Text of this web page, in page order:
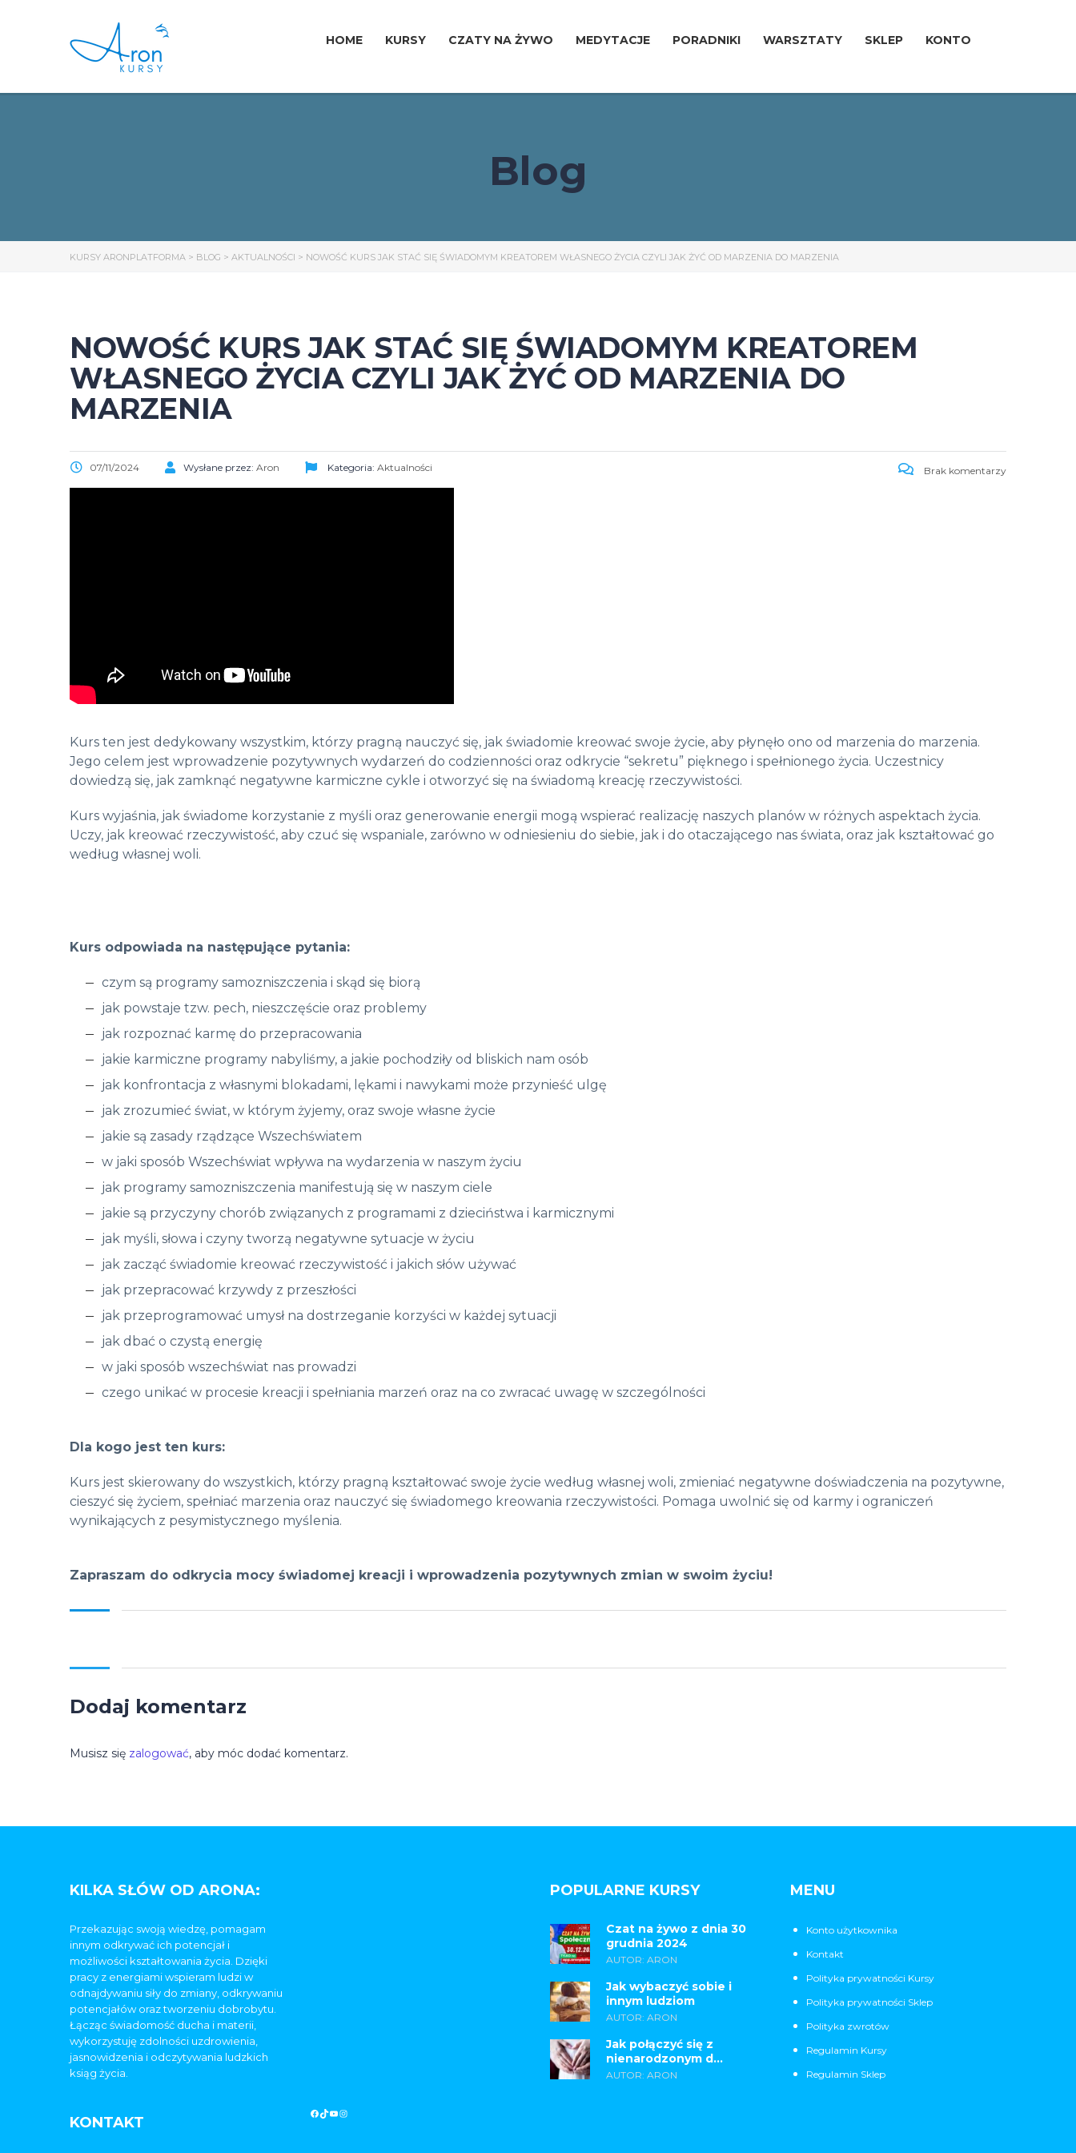
HOME KURSY CZATY NA ŻYWO MEDYTACJE PORADNIKI WARSZTATY SKLEP KONTO
Blog
KURSY ARONPLATFORMA > BLOG > AKTUALNOŚCI > NOWOŚĆ KURS JAK STAĆ SIĘ ŚWIADOMYM KREATOREM WŁASNEGO ŻYCIA CZYLI JAK ŻYĆ OD MARZENIA DO MARZENIA
NOWOŚĆ KURS JAK STAĆ SIĘ ŚWIADOMYM KREATOREM
WŁASNEGO ŻYCIA CZYLI JAK ŻYĆ OD MARZENIA DO
MARZENIA
07/11/2024 Wysłane przez: Aron Kategoria: Aktualności Brak komentarzy
Kurs ten jest dedykowany wszystkim, którzy pragną nauczyć się, jak świadomie kreować swoje życie, aby płynęło ono od marzenia do marzenia.
Jego celem jest wprowadzenie pozytywnych wydarzeń do codzienności oraz odkrycie “sekretu” pięknego i spełnionego życia. Uczestnicy
dowiedzą się, jak zamknąć negatywne karmiczne cykle i otworzyć się na świadomą kreację rzeczywistości.
Kurs wyjaśnia, jak świadome korzystanie z myśli oraz generowanie energii mogą wspierać realizację naszych planów w różnych aspektach życia.
Uczy, jak kreować rzeczywistość, aby czuć się wspaniale, zarówno w odniesieniu do siebie, jak i do otaczającego nas świata, oraz jak kształtować go
według własnej woli.
Kurs odpowiada na następujące pytania:
czym są programy samozniszczenia i skąd się biorą
jak powstaje tzw. pech, nieszczęście oraz problemy
jak rozpoznać karmę do przepracowania
jakie karmiczne programy nabyliśmy, a jakie pochodziły od bliskich nam osób
jak konfrontacja z własnymi blokadami, lękami i nawykami może przynieść ulgę
jak zrozumieć świat, w którym żyjemy, oraz swoje własne życie
jakie są zasady rządzące Wszechświatem
w jaki sposób Wszechświat wpływa na wydarzenia w naszym życiu
jak programy samozniszczenia manifestują się w naszym ciele
jakie są przyczyny chorób związanych z programami z dzieciństwa i karmicznymi
jak myśli, słowa i czyny tworzą negatywne sytuacje w życiu
jak zacząć świadomie kreować rzeczywistość i jakich słów używać
jak przepracować krzywdy z przeszłości
jak przeprogramować umysł na dostrzeganie korzyści w każdej sytuacji
jak dbać o czystą energię
w jaki sposób wszechświat nas prowadzi
czego unikać w procesie kreacji i spełniania marzeń oraz na co zwracać uwagę w szczególności
Dla kogo jest ten kurs:
Kurs jest skierowany do wszystkich, którzy pragną kształtować swoje życie według własnej woli, zmieniać negatywne doświadczenia na pozytywne,
cieszyć się życiem, spełniać marzenia oraz nauczyć się świadomego kreowania rzeczywistości. Pomaga uwolnić się od karmy i ograniczeń
wynikających z pesymistycznego myślenia.
Zapraszam do odkrycia mocy świadomej kreacji i wprowadzenia pozytywnych zmian w swoim życiu!
Dodaj komentarz
Musisz się zalogować, aby móc dodać komentarz.
KILKA SŁÓW OD ARONA:
Przekazując swoją wiedzę, pomagam
innym odkrywać ich potencjał i
możliwości kształtowania życia. Dzięki
pracy z energiami wspieram ludzi w
odnajdywaniu siły do zmiany, odkrywaniu
potencjałów oraz tworzeniu dobrobytu.
Łącząc świadomość ducha i materii,
wykorzystuję zdolności uzdrowienia,
jasnowidzenia i odczytywania ludzkich
ksiąg życia.
POPULARNE KURSY
Czat na żywo z dnia 30
grudnia 2024
AUTOR: ARON
Jak wybaczyć sobie i
innym ludziom
AUTOR: ARON
Jak połączyć się z
nienarodzonym d...
AUTOR: ARON
MENU
Konto użytkownika
Kontakt
Polityka prywatności Kursy
Polityka prywatności Sklep
Polityka zwrotów
Regulamin Kursy
Regulamin Sklep
KONTAKT